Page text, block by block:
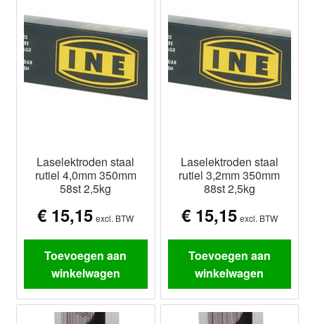
Laselektroden staal
rutiel 4,0mm 350mm
58st 2,5kg
€ 15,15 excl. BTW
Toevoegen aan
winkelwagen
Laselektroden staal
rutiel 3,2mm 350mm
88st 2,5kg
€15,15 excl. BTW
Toevoegen aan
winkelwagen